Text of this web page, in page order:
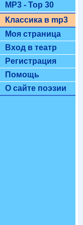
MP3 - Top 30
Классика в mp3
Моя страница
Вход в театр
Регистрация
Помощь
О сайте поэзии